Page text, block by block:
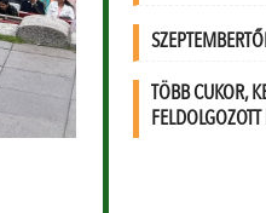
TÖBB CUKOR,